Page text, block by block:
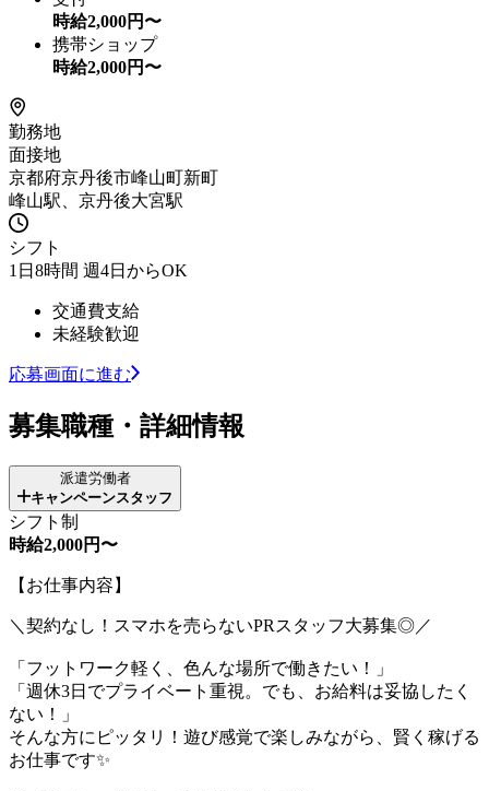
時給2,000円〜
携帯ショップ
時給2,000円〜
勤務地
面接地
京都府京丹後市峰山町新町
峰山駅、京丹後大宮駅
シフト
1日8時間 週4日からOK
交通費支給
未経験歓迎
応募画面に進む
募集職種・詳細情報
派遣労働者
キャンペーンスタッフ
シフト制
時給2,000円〜
【お仕事内容】
＼契約なし！スマホを売らないPRスタッフ大募集◎／
「フットワーク軽く、色んな場所で働きたい！」
「週休3日でプライベート重視。でも、お給料は妥協したく
ない！」
そんな方にピッタリ！遊び感覚で楽しみながら、賢く稼げる
お仕事です✨